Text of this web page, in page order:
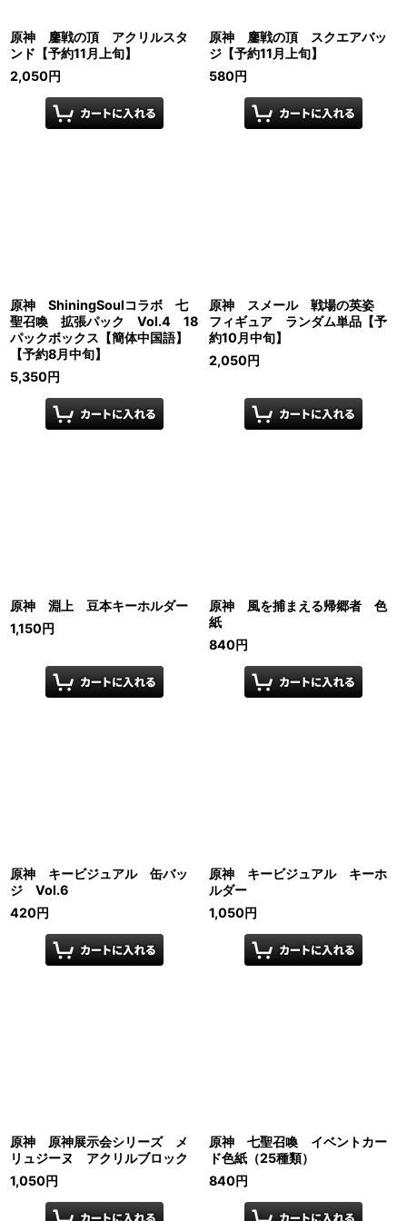
原神 鏖戦の頂 アクリルスタ
ンド【予約11月上旬】
2,050円
原神 鏖戦の頂 スクエアバッ
ジ【予約11月上旬】
580円
原神 ShiningSoulコラボ 七
聖召喚 拡張パック Vol.4 18
パックボックス【簡体中国語】
【予約8月中旬】
5,350円
原神 スメール 戦場の英姿
フィギュア ランダム単品【予
約10月中旬】
2,050円
原神 淵上 豆本キーホルダー
1,150円
原神 風を捕まえる帰郷者 色
紙
840円
原神 キービジュアル 缶バッ
ジ Vol.6
420円
原神 キービジュアル キーホ
ルダー
1,050円
原神 原神展示会シリーズ メ
リュジーヌ アクリルブロック
1,050円
原神 七聖召喚 イベントカー
ド色紙（25種類）
840円